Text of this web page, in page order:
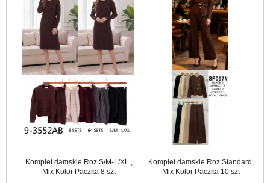
Komplet damskie Roz S/M-L/XL ,
Mix Kolor Paczka 8 szt
Komplet damskie Roz Standard,
Mix Kolor Paczka 10 szt